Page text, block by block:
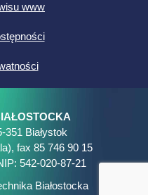
www
351 Białystok
fax 85 746 90 15
542-020-87-21
Białostocka